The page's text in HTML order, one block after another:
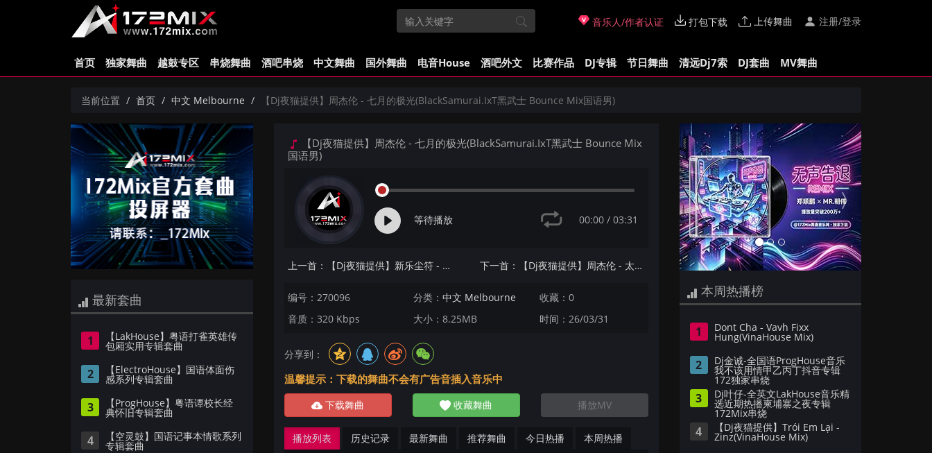
音乐人/作者认证 打包下载 上传舞曲 注册/登录
首页 独家舞曲 越鼓专区 串烧舞曲 酒吧串烧 中文舞曲 国外舞曲 电音House 酒吧外文 比赛作品 DJ专辑 节日舞曲 清远Dj7索 DJ套曲 MV舞曲
当前位置 首页 中文 Melbourne 【Dj夜猫提供】周杰伦 - 七月的极光(BlackSamurai.IxT黑武士 Bounce Mix国语男)
最新套曲
1 【LakHouse】粤语打雀英雄传
包厢实用专辑套曲
2 【ElectroHouse】国语体面伤
感系列专辑套曲
3 【ProgHouse】粤语谭校长经
典怀旧专辑套曲
4 【空灵鼓】国语记事本情歌系列
专辑套曲
【Dj夜猫提供】周杰伦 - 七月的极光(BlackSamurai.IxT黑武士 Bounce Mix
国语男)
等待播放 00:00 / 03:31
上一首：【Dj夜猫提供】新乐尘符 - 我爱你(Moak&Hunter小俊 Bounce Mix国语女) 下一首：【Dj夜猫提供】周杰伦 - 太阳之子(DjRyan Bounce Mix国语男)
编号：270096 分类：中文 Melbourne
收藏：0
音质：320 Kbps
大小：8.25MB 时间：26/03/31
分享到：
温馨提示：下载的舞曲不会有广告音插入音乐中
下载舞曲 收藏舞曲 播放MV
播放列表 历史记录 最新舞曲 推荐舞曲 今日热播 本周热播
Previous Next
本周热播榜
1 Dont Cha - Vavh Fixx
Hung(VinaHouse Mix)
2 Dj金诚-全国语ProgHouse音乐
我不该用情甲乙丙丁抖音专辑
172独家串烧
3 Dj叶仔-全英文LakHouse音乐精
选近期热播柬埔寨之夜专辑
172Mix串烧
4 【Dj夜猫提供】Trói Em Lại -
Zinz(VinaHouse Mix)